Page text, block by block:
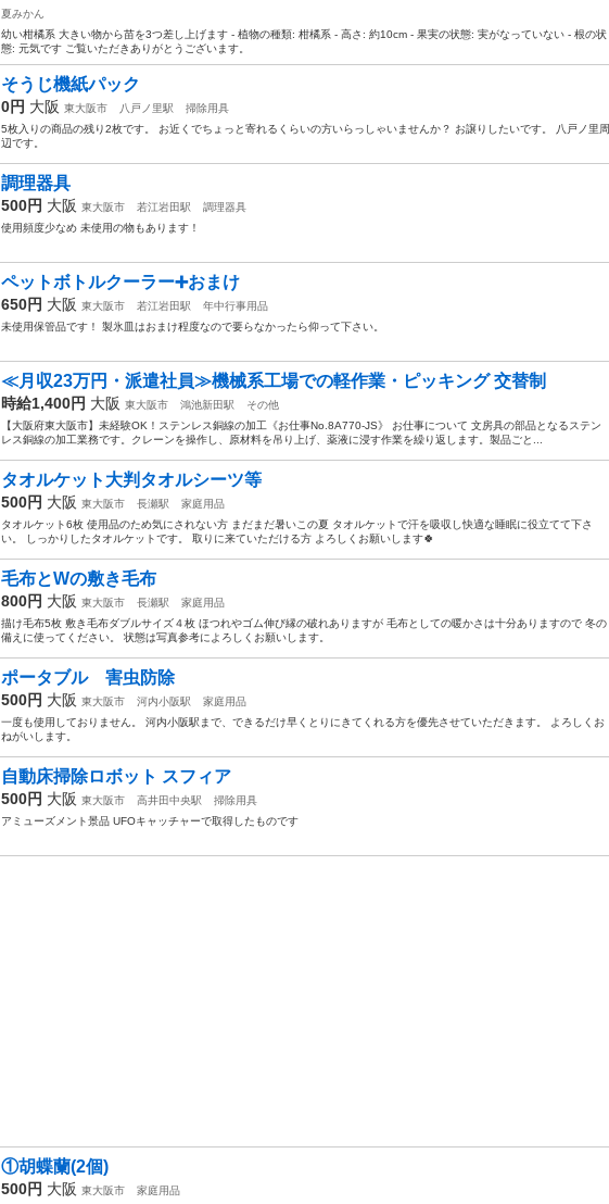
夏みかん
幼い柑橘系 大きい物から苗を3つ差し上げます - 植物の種類: 柑橘系 - 高さ: 約10cm - 果実の状態: 実がなっていない - 根の状
態: 元気です ご覧いただきありがとうございます。
そうじ機紙パック
0円 大阪 東大阪市 八戸ノ里駅
掃除用具
5枚入りの商品の残り2枚です。 お近くでちょっと寄れるくらいの方いらっしゃいませんか？ お譲りしたいです。 八戸ノ里周
辺です。
調理器具
500円 大阪 東大阪市 若江岩田駅
調理器具
使用頻度少なめ 未使用の物もあります！
ペットボトルクーラー➕おまけ
650円 大阪 東大阪市 若江岩田駅
年中行事用品
未使用保管品です！ 製氷皿はおまけ程度なので要らなかったら仰って下さい。
≪月収23万円・派遣社員≫機械系工場での軽作業・ピッキング 交替制
時給1,400円 大阪 東大阪市 鴻池新田駅
その他
【大阪府東大阪市】未経験OK！ステンレス銅線の加工《お仕事No.8A770-JS》 お仕事について 文房具の部品となるステン
レス銅線の加工業務です。クレーンを操作し、原材料を吊り上げ、薬液に浸す作業を繰り返します。製品ごと...
タオルケット大判タオルシーツ等
500円 大阪 東大阪市 長瀬駅
家庭用品
タオルケット6枚 使用品のため気にされない方 まだまだ暑いこの夏 タオルケットで汗を吸収し快適な睡眠に役立てて下さ
い。 しっかりしたタオルケットです。 取りに来ていただける方 よろしくお願いします🍀
毛布とWの敷き毛布
800円 大阪 東大阪市 長瀬駅
家庭用品
描け毛布5枚 敷き毛布ダブルサイズ４枚 ほつれやゴム伸び縁の破れありますが 毛布としての暖かさは十分ありますので 冬の
備えに使ってください。 状態は写真参考によろしくお願いします。
ポータブル 害虫防除
500円 大阪 東大阪市 河内小阪駅
家庭用品
一度も使用しておりません。 河内小阪駅まで、できるだけ早くとりにきてくれる方を優先させていただきます。 よろしくお
ねがいします。
自動床掃除ロボット スフィア
500円 大阪 東大阪市 高井田中央駅
掃除用具
アミューズメント景品 UFOキャッチャーで取得したものです
①胡蝶蘭(2個)
500円 大阪 東大阪市
家庭用品